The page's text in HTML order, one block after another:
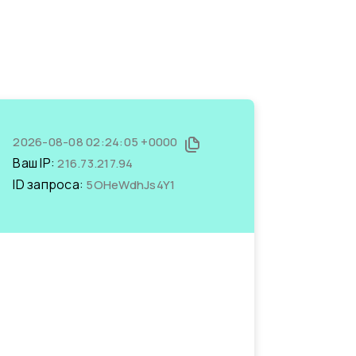
2026-08-08 02:24:05 +0000
Ваш IP:216.73.217.94
ID запроса: 5OHeWdhJs4Y1